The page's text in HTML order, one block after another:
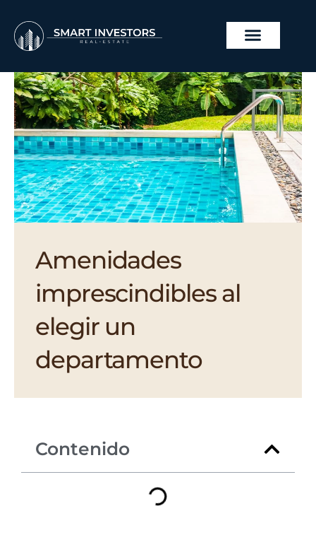
contenido
Amenidades
imprescindibles al
elegir un
departamento
Contenido